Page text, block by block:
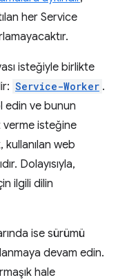
her Service
isteğiyle birlikte
Service-Worker .
edin ve bunun
verme isteğine
kullanılan web
Dolayısıyla,
ilgili dilin
ise sürümü
devam edin.
hale